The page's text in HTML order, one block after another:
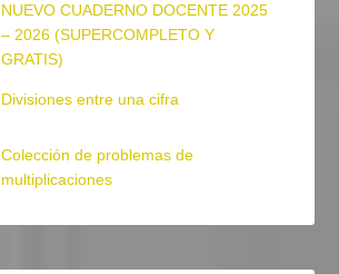
NUEVO CUADERNO DOCENTE 2025
– 2026 (SUPERCOMPLETO Y
GRATIS)
Divisiones entre una cifra
Colección de problemas de
multiplicaciones